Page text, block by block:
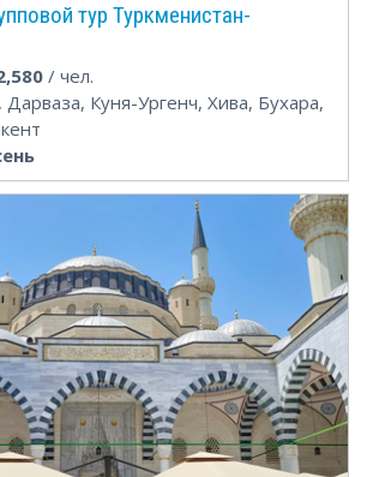
тур Туркменистан-
/ чел.
Куня-Ургенч, Хива, Бухара,